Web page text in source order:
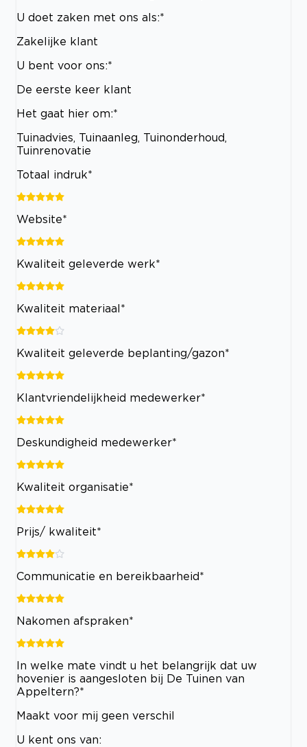
U doet zaken met ons als:*
Zakelijke klant
U bent voor ons:*
De eerste keer klant
Het gaat hier om:*
Tuinadvies, Tuinaanleg, Tuinonderhoud,
Tuinrenovatie
Totaal indruk*
Website*
Kwaliteit geleverde werk*
Kwaliteit materiaal*
Kwaliteit geleverde beplanting/gazon*
Klantvriendelijkheid medewerker*
Deskundigheid medewerker*
Kwaliteit organisatie*
Prijs/ kwaliteit*
Communicatie en bereikbaarheid*
Nakomen afspraken*
In welke mate vindt u het belangrijk dat uw
hovenier is aangesloten bij De Tuinen van
Appeltern?*
Maakt voor mij geen verschil
U kent ons van: